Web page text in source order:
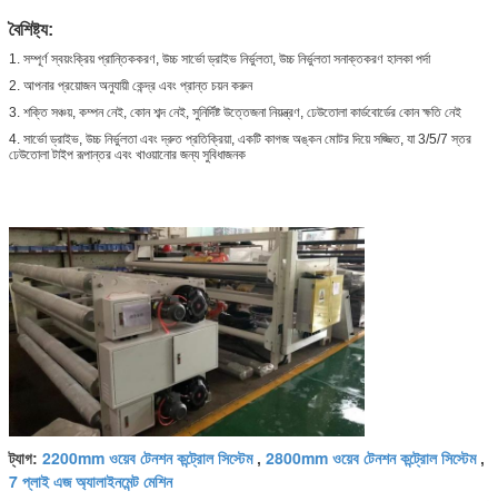
বৈশিষ্ট্য:
1. সম্পূর্ণ স্বয়ংক্রিয় প্রান্তিককরণ, উচ্চ সার্ভো ড্রাইভ নির্ভুলতা, উচ্চ নির্ভুলতা সনাক্তকরণ হালকা পর্দা
2. আপনার প্রয়োজন অনুযায়ী কেন্দ্র এবং প্রান্ত চয়ন করুন
3. শক্তি সঞ্চয়, কম্পন নেই, কোন শব্দ নেই, সুনির্দিষ্ট উত্তেজনা নিয়ন্ত্রণ, ঢেউতোলা কার্ডবোর্ডের কোন ক্ষতি নেই
4. সার্ভো ড্রাইভ, উচ্চ নির্ভুলতা এবং দ্রুত প্রতিক্রিয়া, একটি কাগজ অঙ্কন মোটর দিয়ে সজ্জিত, যা 3/5/7 স্তর
ঢেউতোলা টাইপ রূপান্তর এবং খাওয়ানোর জন্য সুবিধাজনক
ট্যাগ: 2200mm ওয়েব টেনশন কন্ট্রোল সিস্টেম, 2800mm ওয়েব টেনশন কন্ট্রোল সিস্টেম,
7 প্লাই এজ অ্যালাইনমেন্ট মেশিন